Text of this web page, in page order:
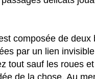
composée de deux
par un lien
tout sauf les roues